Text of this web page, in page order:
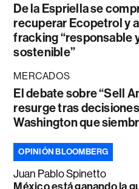
De la Espriella se
recuperar Ecopetrol y
fracking “responsable
sostenible”
MERCADOS
El debate sobre “Sell
resurge tras
Washington que
OPINIÓN BLOOMBERG
Juan Pablo Spinetto